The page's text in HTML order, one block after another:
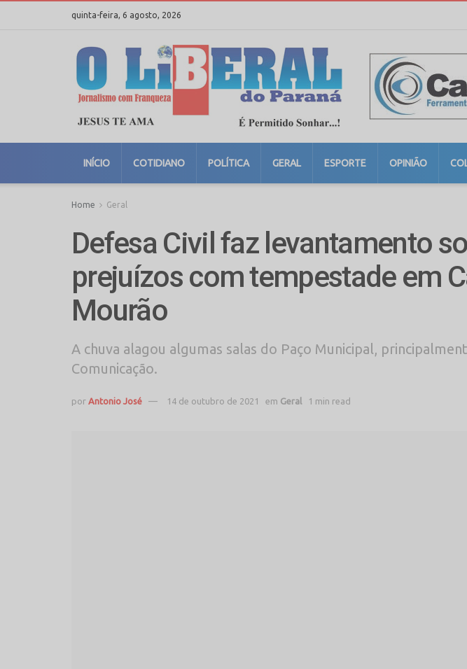
quinta-feira, 6 agosto, 2026
INÍCIO COTIDIANO POLÍTICA GERAL ESPORTE OPINIÃO
Home Geral
Defesa Civil faz levantamento
prejuízos com tempestade em
Mourão
A chuva alagou algumas salas do Paço Municipal,
Comunicação.
por Antonio José 14 de outubro de 2021 em Geral 1 min read